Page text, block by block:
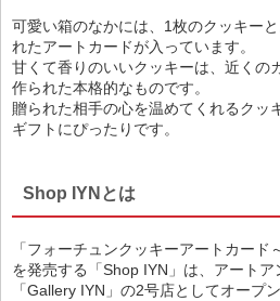
可愛い箱のなかには、1枚のクッキー
れたアートカードが入っています。
甘くて香りのいいクッキーは、近くの
作られた本格的なものです。
贈られた相手の心を温めてくれるクッ
ギフトにぴったりです。
Shop IYNとは
「フォーチュンクッキーアートカード
を発売する「Shop IYN」は、アート
「Gallery IYN」の2号店としてオープ